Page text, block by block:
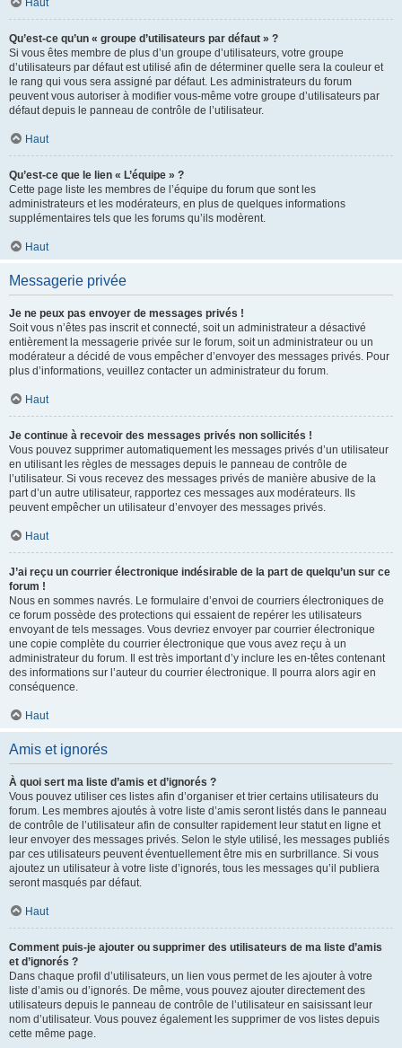
Haut
Qu’est-ce qu’un « groupe d’utilisateurs par défaut » ?
Si vous êtes membre de plus d’un groupe d’utilisateurs, votre groupe
d’utilisateurs par défaut est utilisé afin de déterminer quelle sera la couleur et
le rang qui vous sera assigné par défaut. Les administrateurs du forum
peuvent vous autoriser à modifier vous-même votre groupe d’utilisateurs par
défaut depuis le panneau de contrôle de l’utilisateur.
Haut
Qu’est-ce que le lien « L’équipe » ?
Cette page liste les membres de l’équipe du forum que sont les
administrateurs et les modérateurs, en plus de quelques informations
supplémentaires tels que les forums qu’ils modèrent.
Haut
Messagerie privée
Je ne peux pas envoyer de messages privés !
Soit vous n’êtes pas inscrit et connecté, soit un administrateur a désactivé
entièrement la messagerie privée sur le forum, soit un administrateur ou un
modérateur a décidé de vous empêcher d’envoyer des messages privés. Pour
plus d’informations, veuillez contacter un administrateur du forum.
Haut
Je continue à recevoir des messages privés non sollicités !
Vous pouvez supprimer automatiquement les messages privés d’un utilisateur
en utilisant les règles de messages depuis le panneau de contrôle de
l’utilisateur. Si vous recevez des messages privés de manière abusive de la
part d’un autre utilisateur, rapportez ces messages aux modérateurs. Ils
peuvent empêcher un utilisateur d’envoyer des messages privés.
Haut
J’ai reçu un courrier électronique indésirable de la part de quelqu’un sur ce
forum !
Nous en sommes navrés. Le formulaire d’envoi de courriers électroniques de
ce forum possède des protections qui essaient de repérer les utilisateurs
envoyant de tels messages. Vous devriez envoyer par courrier électronique
une copie complète du courrier électronique que vous avez reçu à un
administrateur du forum. Il est très important d’y inclure les en-têtes contenant
des informations sur l’auteur du courrier électronique. Il pourra alors agir en
conséquence.
Haut
Amis et ignorés
À quoi sert ma liste d’amis et d’ignorés ?
Vous pouvez utiliser ces listes afin d’organiser et trier certains utilisateurs du
forum. Les membres ajoutés à votre liste d’amis seront listés dans le panneau
de contrôle de l’utilisateur afin de consulter rapidement leur statut en ligne et
leur envoyer des messages privés. Selon le style utilisé, les messages publiés
par ces utilisateurs peuvent éventuellement être mis en surbrillance. Si vous
ajoutez un utilisateur à votre liste d’ignorés, tous les messages qu’il publiera
seront masqués par défaut.
Haut
Comment puis-je ajouter ou supprimer des utilisateurs de ma liste d’amis
et d’ignorés ?
Dans chaque profil d’utilisateurs, un lien vous permet de les ajouter à votre
liste d’amis ou d’ignorés. De même, vous pouvez ajouter directement des
utilisateurs depuis le panneau de contrôle de l’utilisateur en saisissant leur
nom d’utilisateur. Vous pouvez également les supprimer de vos listes depuis
cette même page.